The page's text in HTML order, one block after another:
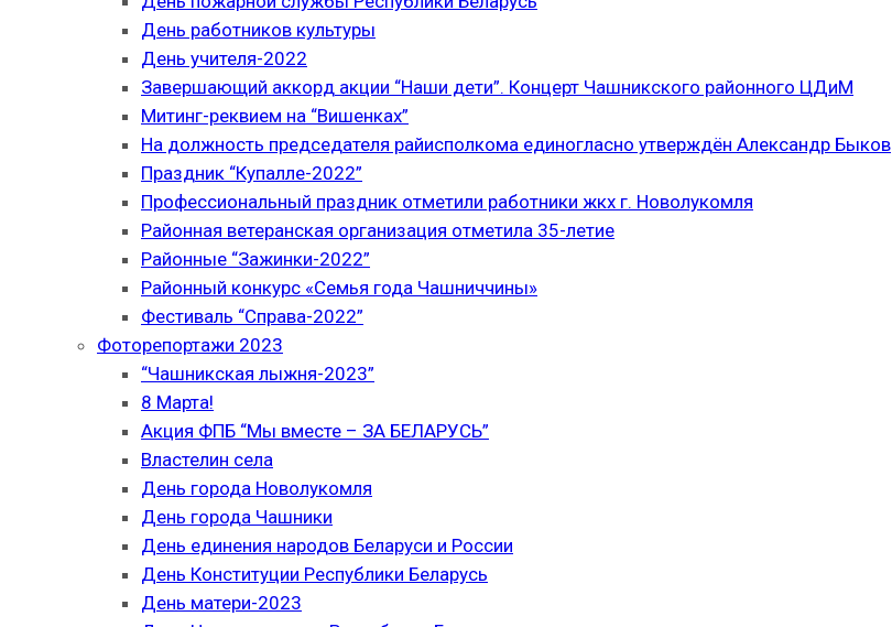
День работников культуры
День учителя-2022
Завершающий аккорд акции “Наши дети”. Концерт Чашникского районного ЦДиМ
Митинг-реквием на “Вишенках”
На должность председателя райисполкома единогласно утверждён Александр Быков
Праздник “Купалле-2022”
Профессиональный праздник отметили работники жкх г. Новолукомля
Районная ветеранская организация отметила 35-летие
Районные “Зажинки-2022”
Районный конкурс «Семья года Чашниччины»
Фестиваль “Справа-2022”
Фоторепортажи 2023
“Чашникская лыжня-2023”
8 Марта!
Акция ФПБ “Мы вместе – ЗА БЕЛАРУСЬ”
Властелин села
День города Новолукомля
День города Чашники
День единения народов Беларуси и России
День Конституции Республики Беларусь
День матери-2023